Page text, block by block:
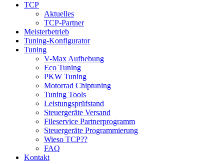
TCP
Aktuelles
TCP-Partner
Meisterbetrieb
Tuning-Konfigurator
Tuning
V-Max Aufhebung
Eco Tuning
PKW Tuning
Motorrad Chiptuning
Tuning Tools
Leistungsprüfstand
Steuergeräte Versand
Fileservice Partnerprogramm
Steuergeräte Programmierung
Wieso TCP??
FAQ
Kontakt